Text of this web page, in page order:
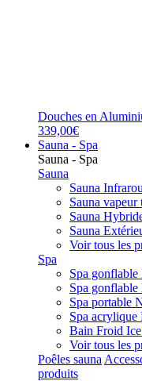
Douches en
339,00€
Sauna - Spa
Sauna - Spa
Sauna
Sauna
Sauna
Sauna
Sauna
Voir tous les
Spa
Spa gonflable
Spa
Spa portable
Spa acrylique
Bain Froid
Voir tous les
Poêles sauna
produits